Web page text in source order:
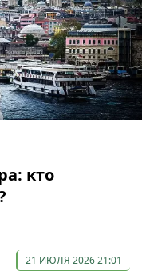
кто
21 ИЮЛЯ 2026 21:01